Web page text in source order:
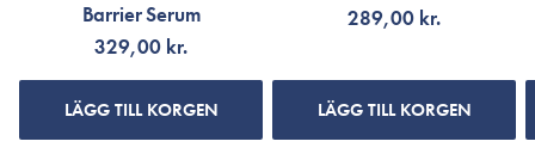
Barrier Serum
329,00 kr.
LÄGG TILL KORGEN
289,00 kr.
LÄGG TILL KORGEN